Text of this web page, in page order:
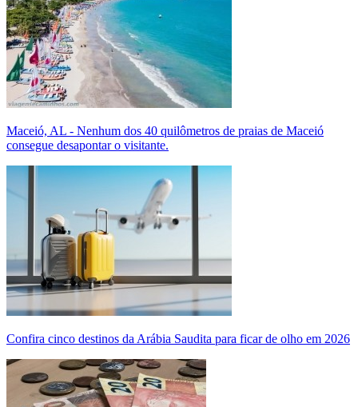
Maceió, AL - Nenhum dos 40 quilômetros de praias de Maceió
consegue desapontar o visitante.
Confira cinco destinos da Arábia Saudita para ficar de olho em 2026